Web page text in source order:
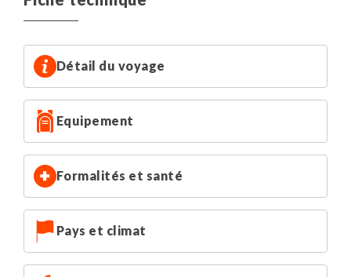
pourra avoir lieu la nuit du jour 1 ou la nuit du jour 7.
Détail du voyage
Equipement
Formalités et santé
Pays et climat